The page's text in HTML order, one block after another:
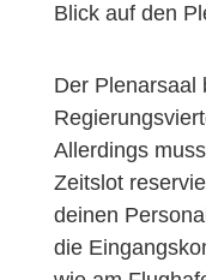
Blick auf den
Der Plenarsaal
Allerdings
Zeitslot
deinen
die